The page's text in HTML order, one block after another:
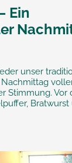
Ein
unser
Stimmung. Vor
Bratwurst